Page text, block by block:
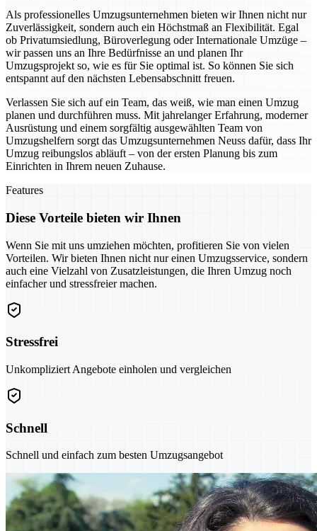
Als professionelles Umzugsunternehmen bieten wir Ihnen nicht nur
Zuverlässigkeit, sondern auch ein Höchstmaß an Flexibilität. Egal
ob Privatumsiedlung, Büroverlegung oder Internationale Umzüge –
wir passen uns an Ihre Bedürfnisse an und planen Ihr
Umzugsprojekt so, wie es für Sie optimal ist. So können Sie sich
entspannt auf den nächsten Lebensabschnitt freuen.
Verlassen Sie sich auf ein Team, das weiß, wie man einen Umzug
planen und durchführen muss. Mit jahrelanger Erfahrung, moderner
Ausrüstung und einem sorgfältig ausgewählten Team von
Umzugshelfern sorgt das Umzugsunternehmen Neuss dafür, dass Ihr
Umzug reibungslos abläuft – von der ersten Planung bis zum
Einrichten in Ihrem neuen Zuhause.
Features
Diese Vorteile bieten wir Ihnen
Wenn Sie mit uns umziehen möchten, profitieren Sie von vielen
Vorteilen. Wir bieten Ihnen nicht nur einen Umzugsservice, sondern
auch eine Vielzahl von Zusatzleistungen, die Ihren Umzug noch
einfacher und stressfreier machen.
Stressfrei
Unkompliziert Angebote einholen und vergleichen
Schnell
Schnell und einfach zum besten Umzugsangebot